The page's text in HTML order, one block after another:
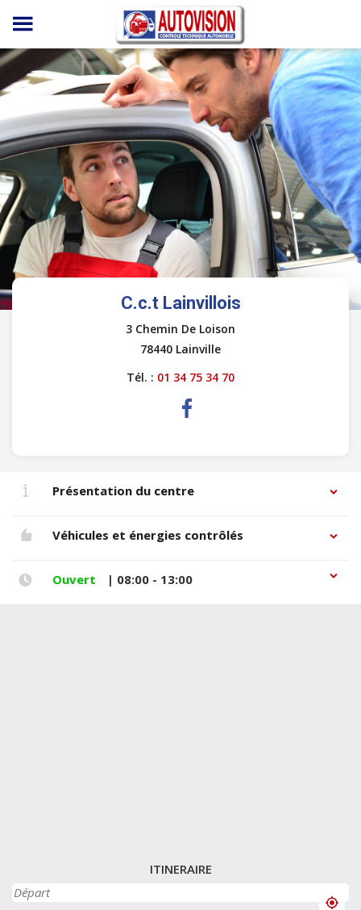
Panneau de gestion des cookies
C.c.t Lainvillois
3 Chemin De Loison
78440 Lainville
Tél. : 01 34 75 34 70
Présentation du centre
Véhicules et énergies contrôlés
Ouvert | 08:00 - 13:00
ITINERAIRE